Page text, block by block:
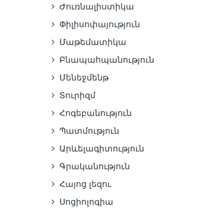
Ժուռնալիստիկա
Փիլիսոփայություն
Մաթեմատիկա
Բնապահպանություն
Մենեջմենթ
Տուրիզմ
Հոգեբանություն
Պատմություն
Արևելագիտություն
Գրականություն
Հայոց լեզու
Սոցիոլոգիա